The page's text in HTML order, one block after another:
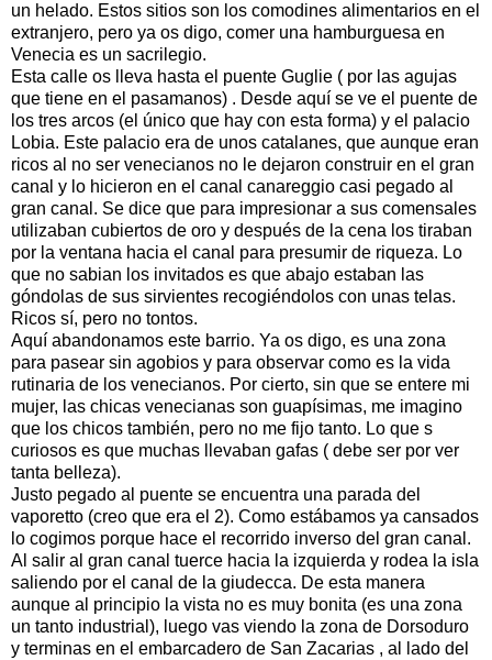
un helado. Estos sitios son los comodines alimentarios en el
extranjero, pero ya os digo, comer una hamburguesa en
Venecia es un sacrilegio.
Esta calle os lleva hasta el puente Guglie ( por las agujas
que tiene en el pasamanos) . Desde aquí se ve el puente de
los tres arcos (el único que hay con esta forma) y el palacio
Lobia. Este palacio era de unos catalanes, que aunque eran
ricos al no ser venecianos no le dejaron construir en el gran
canal y lo hicieron en el canal canareggio casi pegado al
gran canal. Se dice que para impresionar a sus comensales
utilizaban cubiertos de oro y después de la cena los tiraban
por la ventana hacia el canal para presumir de riqueza. Lo
que no sabian los invitados es que abajo estaban las
góndolas de sus sirvientes recogiéndolos con unas telas.
Ricos sí, pero no tontos.
Aquí abandonamos este barrio. Ya os digo, es una zona
para pasear sin agobios y para observar como es la vida
rutinaria de los venecianos. Por cierto, sin que se entere mi
mujer, las chicas venecianas son guapísimas, me imagino
que los chicos también, pero no me fijo tanto. Lo que s
curiosos es que muchas llevaban gafas ( debe ser por ver
tanta belleza).
Justo pegado al puente se encuentra una parada del
vaporetto (creo que era el 2). Como estábamos ya cansados
lo cogimos porque hace el recorrido inverso del gran canal.
Al salir al gran canal tuerce hacia la izquierda y rodea la isla
saliendo por el canal de la giudecca. De esta manera
aunque al principio la vista no es muy bonita (es una zona
un tanto industrial), luego vas viendo la zona de Dorsoduro
y terminas en el embarcadero de San Zacarias , al lado del